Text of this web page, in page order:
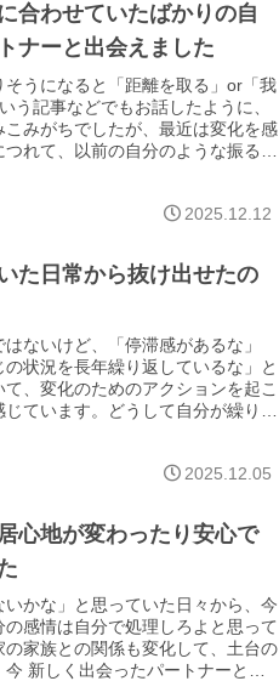
合わせていたばかりの自
ナーと出会えました
そうになると「距離を取る」or「我
う記事などでもお話したように、
みがちでしたが、最近は変化を感
れて、以前の自分のような振る舞
2025.12.12
た日常から抜け出せたの
ないけど、「停滞感があるな」
状況を長年繰り返しているな」と
、変化のためのアクションを起こ
ています。どうして自分が繰り返
2025.12.05
心地が変わったり安心で
いかな」と思っていた日々から、今
感情は自分で処理しろよと思って
家族との関係も変化して、土台の
新しく出会ったパートナーとは